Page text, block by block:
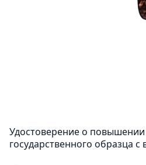
Удостоверение о
государственного образца